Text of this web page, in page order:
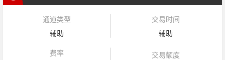
通道类型
辅助
交易时间
辅助
费率
交易额度